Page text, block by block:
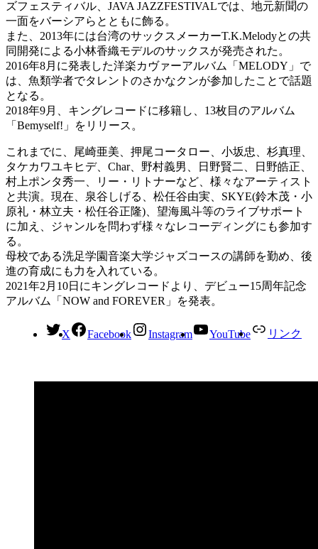
ズフェスティバル、JAVA JAZZFESTIVALでは、地元新聞の
一面をバーシアらとともに飾る。
また、2013年には台湾のサックスメーカーT.K.Melodyとの共
同開発による小林香織モデルのサックスが発売された。
2016年8月に発表した洋楽カヴァーアルバム「MELODY」で
は、魚類学者でタレントのさかなクンが参加したことで話題
となる。
2018年9月、キングレコードに移籍し、13枚目のアルバム
「Bemyself!」をリリース。
これまでに、尾崎亜美、押尾コータロー、小坂忠、杉真理、
タケカワユキヒデ、Char、野村義男、日野賢二、日野皓正、
村上ポンタ秀一、リー・リトナーなど、様々なアーティスト
と共演。現在、泉谷しげる、松任谷由実、SKYE(鈴木茂・小
原礼・林立夫・松任谷正隆)、望海風斗等のライブサポート
に加え、ジャンルを問わず様々なレコーディングにも参加す
る。
母校である洗足学園音楽大学ジャズコースの講師を勤め、後
進の育成にも力を入れている。
2021年2月10日にキングレコードより、デビュー15周年記念
アルバム「NOW and FOREVER」を発表。
X Facebook Instagram YouTube リンク